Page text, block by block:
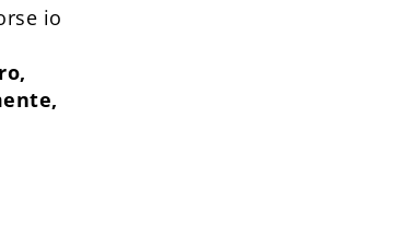
io